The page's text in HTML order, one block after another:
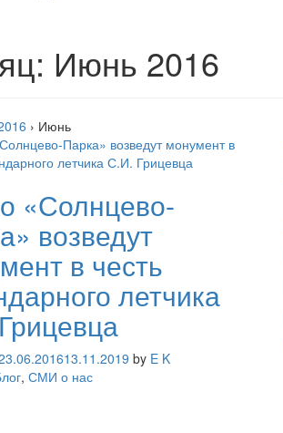
Июнь 2016
› Июнь
«Солнцево-
возведут
в честь
летчика
13.11.2019 by E K
, СМИ о нас